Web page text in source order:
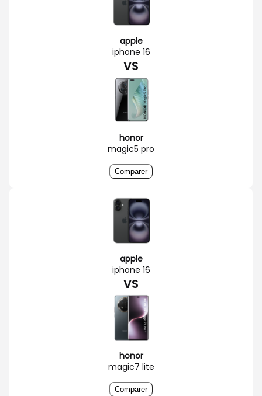
apple
iphone 16
VS
honor
magic5 pro
Comparer
apple
iphone 16
VS
honor
magic7 lite
Comparer